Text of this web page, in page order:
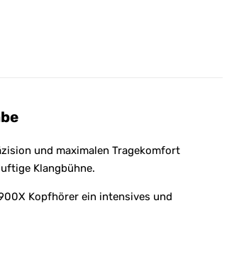
und maximalen Tragekomfort
Klangbühne.
Kopfhörer ein intensives und